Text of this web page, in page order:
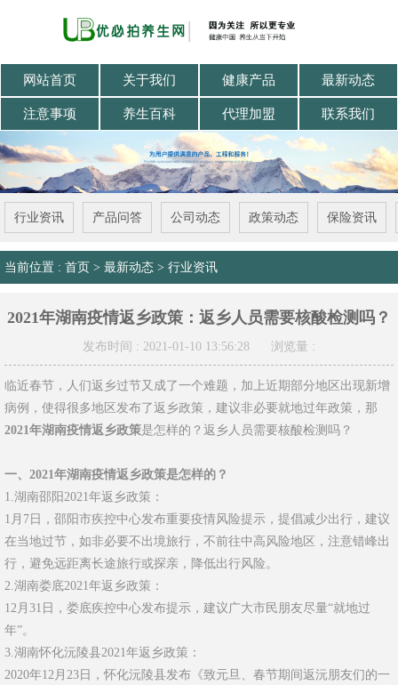
网站首页 关于我们 健康产品 最新动态
注意事项 养生百科 代理加盟 联系我们
行业资讯 产品问答 公司动态 政策动态 保险资讯
当前位置 : 首页 > 最新动态 > 行业资讯
2021年湖南疫情返乡政策：返乡人员需要核酸检测吗？
发布时间 : 2021-01-10 13:56:28 浏览量 :
临近春节，人们返乡过节又成了一个难题，加上近期部分地区出现新增
病例，使得很多地区发布了返乡政策，建议非必要就地过年政策，那
2021年湖南疫情返乡政策是怎样的？返乡人员需要核酸检测吗？
一、2021年湖南疫情返乡政策是怎样的？
1.湖南邵阳2021年返乡政策：
1月7日，邵阳市疾控中心发布重要疫情风险提示，提倡减少出行，建议
在当地过节，如非必要不出境旅行，不前往中高风险地区，注意错峰出
行，避免远距离长途旅行或探亲，降低出行风险。
2.湖南娄底2021年返乡政策：
12月31日，娄底疾控中心发布提示，建议广大市民朋友尽量“就地过
年”。
3.湖南怀化沅陵县2021年返乡政策：
2020年12月23日，怀化沅陵县发布《致元旦、春节期间返沅朋友们的一